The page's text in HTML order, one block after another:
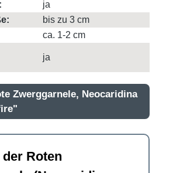
ja
bis zu 3 cm
ca. 1-2 cm
ja
Zwerggarnele, Neocaridina
Roten